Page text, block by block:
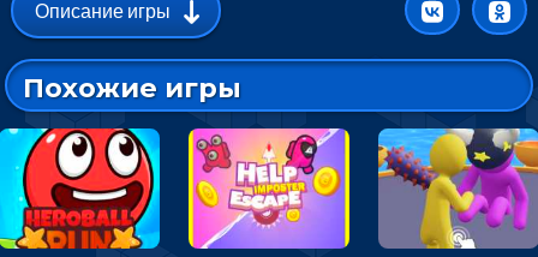
Описание игры
Похожие игры